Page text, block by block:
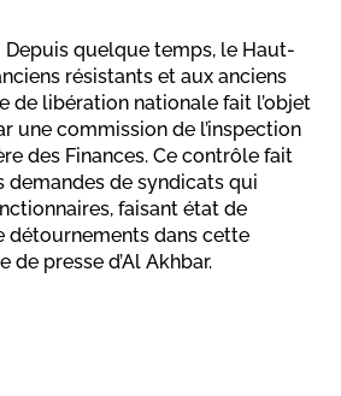
Depuis quelque temps, le Haut-
résistants et aux anciens
de libération nationale fait l’objet
une commission de l’inspection
des Finances. Ce contrôle fait
de syndicats qui
faisant état de
détournements dans cette
de presse d’Al Akhbar.